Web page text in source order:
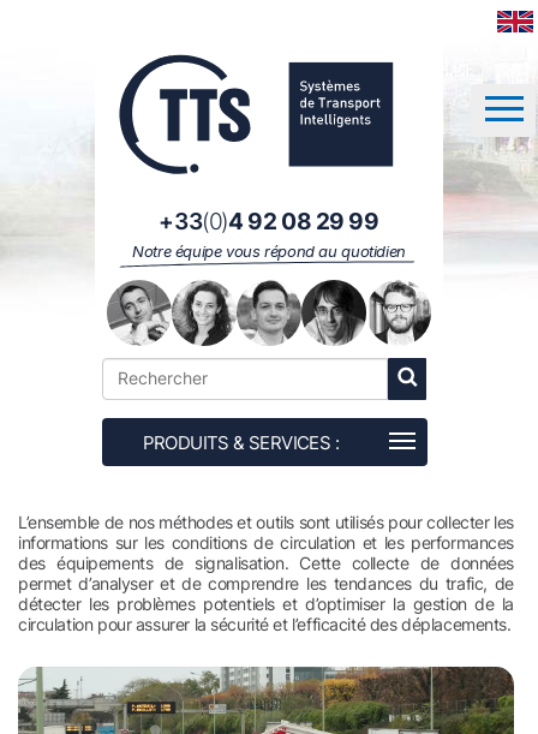
+33(0)4 92 08 29 99
Notre équipe vous répond au quotidien
L’ensemble de nos méthodes et outils sont utilisés pour collecter les
informations sur les conditions de circulation et les performances
des équipements de signalisation. Cette collecte de données
permet d’analyser et de comprendre les tendances du trafic, de
détecter les problèmes potentiels et d’optimiser la gestion de la
circulation pour assurer la sécurité et l’efficacité des déplacements.